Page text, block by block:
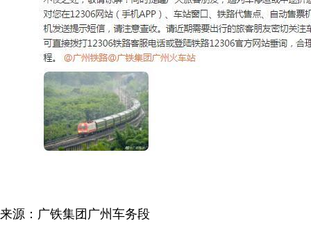
来源：广铁集团广州车务段